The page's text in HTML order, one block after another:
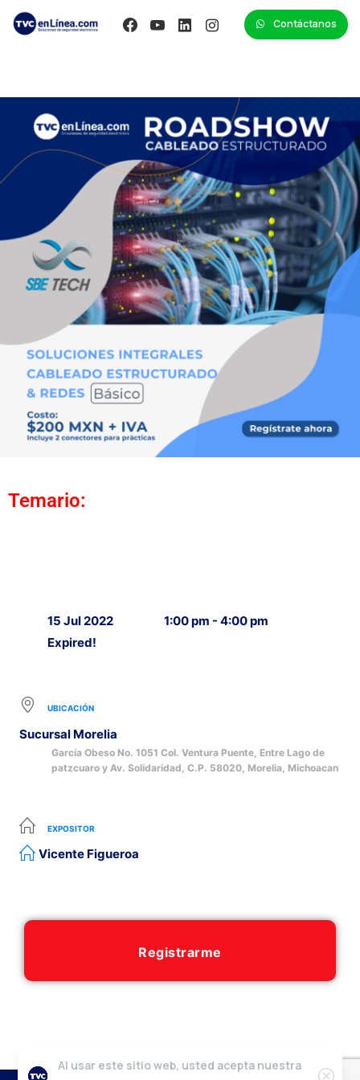
Contáctanos
Temario:
15 Jul 2022
Expired!
1:00 pm - 4:00 pm
UBICACIÓN
Sucursal Morelia
García Obeso No. 1051 Col. Ventura Puente, Entre Lago de
patzcuaro y Av. Solidaridad, C.P. 58020, Morelia, Michoacan
EXPOSITOR
Vicente Figueroa
Registrarme
Al usar este sitio web, usted acepta nuestra